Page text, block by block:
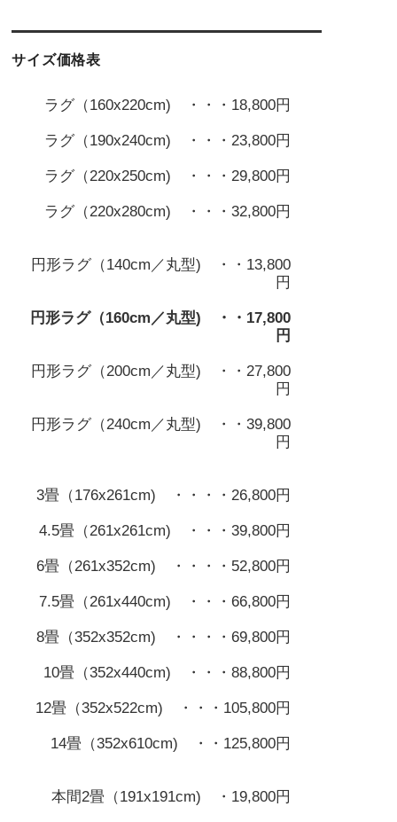
サイズ価格表
ラグ（160x220cm) ・・・18,800円
ラグ（190x240cm) ・・・23,800円
ラグ（220x250cm) ・・・29,800円
ラグ（220x280cm) ・・・32,800円
円形ラグ（140cm／丸型) ・・13,800
円
円形ラグ（160cm／丸型) ・・17,800
円
円形ラグ（200cm／丸型) ・・27,800
円
円形ラグ（240cm／丸型) ・・39,800
円
3畳（176x261cm) ・・・・26,800円
4.5畳（261x261cm) ・・・39,800円
6畳（261x352cm) ・・・・52,800円
7.5畳（261x440cm) ・・・66,800円
8畳（352x352cm) ・・・・69,800円
10畳（352x440cm) ・・・88,800円
12畳（352x522cm) ・・・105,800円
14畳（352x610cm) ・・125,800円
本間2畳（191x191cm) ・19,800円